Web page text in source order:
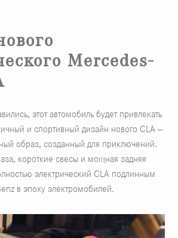
Mercedes-
этот автомобиль будет привлекать
и спортивный дизайн нового CLA —
образ, созданный для приключений.
короткие свесы и мощная задняя
электрический CLA подлинным
в эпоху электромобилей.